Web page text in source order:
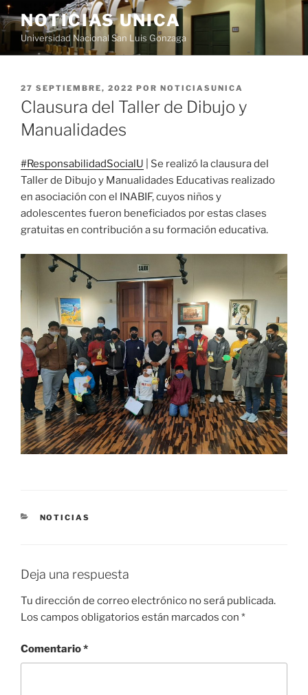
Saltar
al
contenido
NOTICIAS UNICA
Universidad Nacional San Luis Gonzaga
PUBLICADO
EL
27 SEPTIEMBRE, 2022 POR NOTICIASUNICA
Clausura del Taller de Dibujo y
Manualidades
#ResponsabilidadSocialU | Se realizó la clausura del
Taller de Dibujo y Manualidades Educativas realizado
en asociación con el INABIF, cuyos niños y
adolescentes fueron beneficiados por estas clases
gratuitas en contribución a su formación educativa.
CATEGORÍAS
NOTICIAS
Deja una respuesta
Tu dirección de correo electrónico no será publicada.
Los campos obligatorios están marcados con *
Comentario*